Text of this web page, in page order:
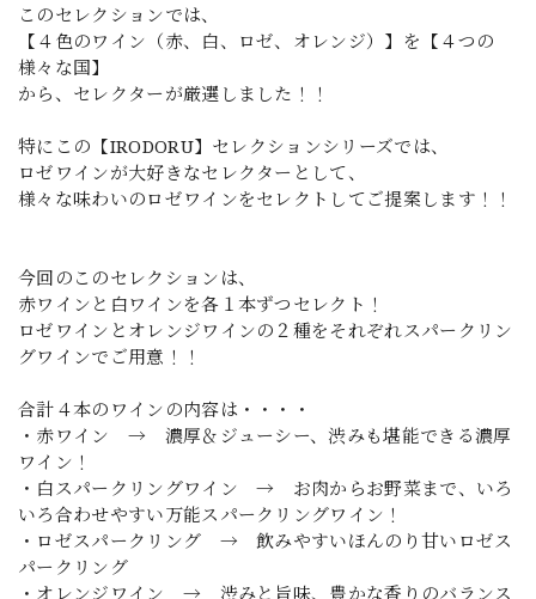
このセレクションでは、
【４色のワイン（赤、白、ロゼ、オレンジ）】を【４つの
様々な国】
から、セレクターが厳選しました！！
特にこの【IRODORU】セレクションシリーズでは、
ロゼワインが大好きなセレクターとして、
様々な味わいのロゼワインをセレクトしてご提案します！！
今回のこのセレクションは、
赤ワインと白ワインを各１本ずつセレクト！
ロゼワインとオレンジワインの２種をそれぞれスパークリン
グワインでご用意！！
合計４本のワインの内容は・・・・
・赤ワイン → 濃厚＆ジューシー、渋みも堪能できる濃厚
ワイン！
・白スパークリングワイン → お肉からお野菜まで、いろ
いろ合わせやすい万能スパークリングワイン！
・ロゼスパークリング → 飲みやすいほんのり甘いロゼス
パークリング
・オレンジワイン → 渋みと旨味、豊かな香りのバランス